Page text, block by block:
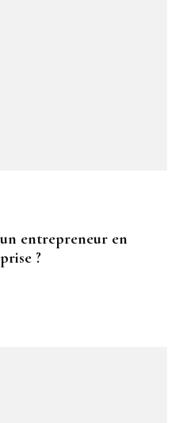
entrepreneur en
?